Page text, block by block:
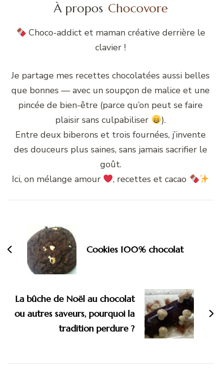
À propos Chocovore
Choco-addict et maman créative derrière le
clavier !
Je partage mes recettes chocolatées aussi belles
que bonnes — avec un soupçon de malice et une
pincée de bien-être (parce qu’on peut se faire
plaisir sans culpabiliser
).
Entre deux biberons et trois fournées, j’invente
des douceurs plus saines, sans jamais sacrifier le
goût.
Ici, on mélange amour
, recettes et cacao
d'article
Cookies 100% chocolat
La bûche de Noël au chocolat
ou autres saveurs, pourquoi la
tradition perdure ?